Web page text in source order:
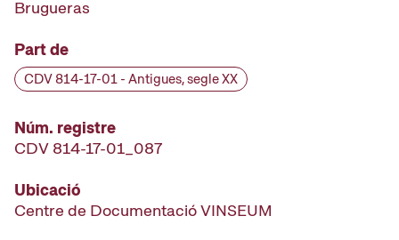
Brugueras
Part de
CDV 814-17-01 - Antigues, segle XX
Núm. registre
CDV 814-17-01_087
Ubicació
Centre de Documentació VINSEUM